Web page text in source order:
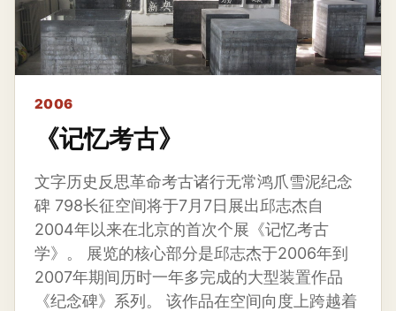
2006
《记忆考古》
文字历史反思革命考古诸行无常鸿爪雪泥纪念
碑 798长征空间将于7月7日展出邱志杰自
2004年以来在北京的首次个展《记忆考古
学》。 展览的核心部分是邱志杰于2006年到
2007年期间历时一年多完成的大型装置作品
《纪念碑》系列。 该作品在空间向度上跨越着